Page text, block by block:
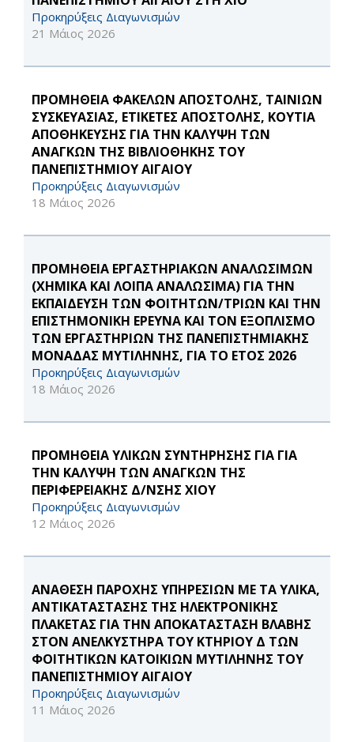
Προκηρύξεις Διαγωνισμών
21 Μάιος 2026
ΠΡΟΜΗΘΕΙΑ ΦΑΚΕΛΩΝ ΑΠΟΣΤΟΛΗΣ, ΤΑΙΝΙΩΝ
ΣΥΣΚΕΥΑΣΙΑΣ, ΕΤΙΚΕΤΕΣ ΑΠΟΣΤΟΛΗΣ, ΚΟΥΤΙΑ
ΑΠΟΘΗΚΕΥΣΗΣ ΓΙΑ ΤΗΝ ΚΑΛΥΨΗ ΤΩΝ
ΑΝΑΓΚΩΝ ΤΗΣ ΒΙΒΛΙΟΘΗΚΗΣ ΤΟΥ
ΠΑΝΕΠΙΣΤΗΜΙΟΥ ΑΙΓΑΙΟΥ
Προκηρύξεις Διαγωνισμών
18 Μάιος 2026
ΠΡΟΜΗΘΕΙΑ ΕΡΓΑΣΤΗΡΙΑΚΩΝ ΑΝΑΛΩΣΙΜΩΝ
(ΧΗΜΙΚΑ ΚΑΙ ΛΟΙΠΑ ΑΝΑΛΩΣΙΜΑ) ΓΙΑ ΤΗΝ
ΕΚΠΑΙΔΕΥΣΗ ΤΩΝ ΦΟΙΤΗΤΩΝ/ΤΡΙΩΝ ΚΑΙ ΤΗΝ
ΕΠΙΣΤΗΜΟΝΙΚΗ ΕΡΕΥΝΑ ΚΑΙ ΤΟΝ ΕΞΟΠΛΙΣΜΟ
ΤΩΝ ΕΡΓΑΣΤΗΡΙΩΝ ΤΗΣ ΠΑΝΕΠΙΣΤΗΜΙΑΚΗΣ
ΜΟΝΑΔΑΣ ΜΥΤΙΛΗΝΗΣ, ΓΙΑ ΤΟ ΕΤΟΣ 2026
Προκηρύξεις Διαγωνισμών
18 Μάιος 2026
ΠΡΟΜΗΘΕΙΑ ΥΛΙΚΩΝ ΣΥΝΤΗΡΗΣΗΣ ΓΙΑ ΓΙΑ
ΤΗΝ ΚΑΛΥΨΗ ΤΩΝ ΑΝΑΓΚΩΝ ΤΗΣ
ΠΕΡΙΦΕΡΕΙΑΚΗΣ Δ/ΝΣΗΣ ΧΙΟΥ
Προκηρύξεις Διαγωνισμών
12 Μάιος 2026
ΑΝΑΘΕΣΗ ΠΑΡΟΧΗΣ ΥΠΗΡΕΣΙΩΝ ΜΕ ΤΑ ΥΛΙΚΑ,
ΑΝΤΙΚΑΤΑΣΤΑΣΗΣ ΤΗΣ ΗΛΕΚΤΡΟΝΙΚΗΣ
ΠΛΑΚΕΤΑΣ ΓΙΑ ΤΗΝ ΑΠΟΚΑΤΑΣΤΑΣΗ ΒΛΑΒΗΣ
ΣΤΟΝ ΑΝΕΛΚΥΣΤΗΡΑ ΤΟΥ ΚΤΗΡΙΟΥ Δ ΤΩΝ
ΦΟΙΤΗΤΙΚΩΝ ΚΑΤΟΙΚΙΩΝ ΜΥΤΙΛΗΝΗΣ ΤΟΥ
ΠΑΝΕΠΙΣΤΗΜΙΟΥ ΑΙΓΑΙΟΥ
Προκηρύξεις Διαγωνισμών
11 Μάιος 2026